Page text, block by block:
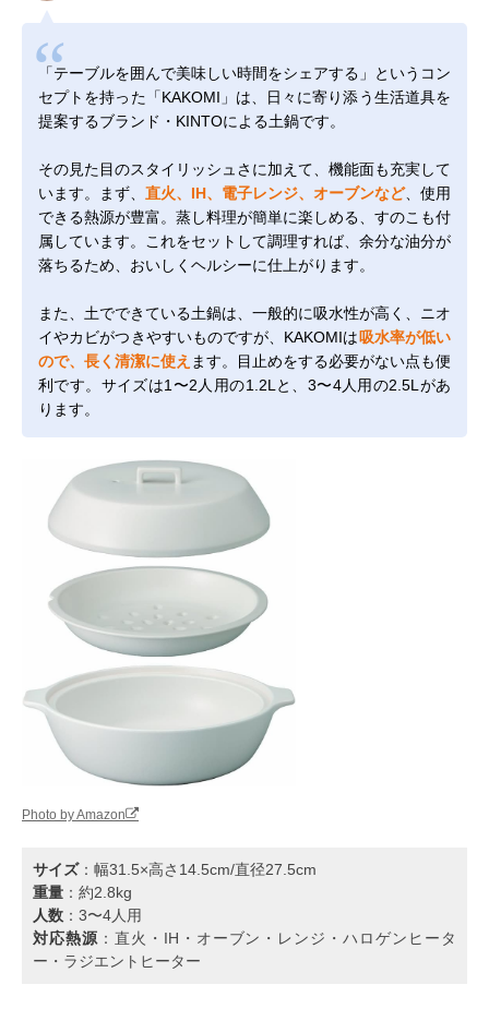
「テーブルを囲んで美味しい時間をシェアする」というコン
セプトを持った「KAKOMI」は、日々に寄り添う生活道具を
提案するブランド・KINTOによる土鍋です。
その見た目のスタイリッシュさに加えて、機能面も充実して
います。まず、 直火、IH、電子レンジ、オーブンなど、使用
できる熱源が豊富。蒸し料理が簡単に楽しめる、すのこも付
属しています。これをセットして調理すれば、余分な油分が
落ちるため、おいしくヘルシーに仕上がります。
また、土でできている土鍋は、一般的に吸水性が高く、ニオ
イやカビがつきやすいものですが、KAKOMIは 吸水率が低い
ので、長く清潔に使え ます。目止めをする必要がない点も便
利です。サイズは1〜2人用の1.2Lと、3〜4人用の2.5Lがあ
ります。
Photo by Amazon
サイズ：幅31.5×高さ14.5cm/直径27.5cm
重量 ：約2.8kg
人数 ：3〜4人用
対応熱源 ：直火・IH・オーブン・レンジ・ハロゲンヒータ
ー・ラジエントヒーター